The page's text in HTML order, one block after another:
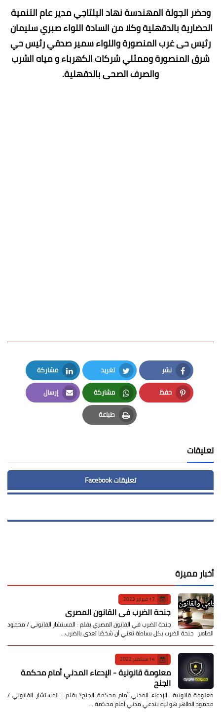
وحضر الجولة المهندسة نهاد البلتاجي مدير عام التنمية
الحضارية بالدقهلية وكلا من السادة اللواء صبري سليمان
رئيس حى غرب المنصورة واللواء سمير صدقي رئيس حي
شرق المنصورة وممثلي شركات الكهرباء و مياه الشرب
والصرف الصحى بالدقهلية.
نشر
Facebook
تغريد
Twitter
مشاركة
LinkedIn
حفظ
Pinterest
مشاركة
Whatsapp
إرسال
Email
طباعة
Print
تعليقات
تعليقات Facebook
أخبار مميزة
17 فبراير 2023
جنحة الضرب في القانون المصري
جنحة الضرب في القانون المصري بقلم : المستشار القانوني / محمود
الطاهر جنحة الضرب بكل بساطة تعني أن شخصًا تعدى بالضرب…
14 سبتمبر 2022
معلومة قانونية - الإدعاء المدني أمام محكمة
الجنح
معلومة قانونية الإدعاء المدني أمام محكمة الجنح؟ بقلم : المستشار القانوني /
محمود الطاهر هو ليه بندعي مدني أمام محكمة …